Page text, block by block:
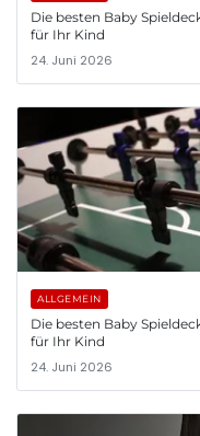
Die besten Baby
für Ihr Kind
24. Juni 2026
ALLGEMEIN
Die besten Baby
für Ihr Kind
24. Juni 2026